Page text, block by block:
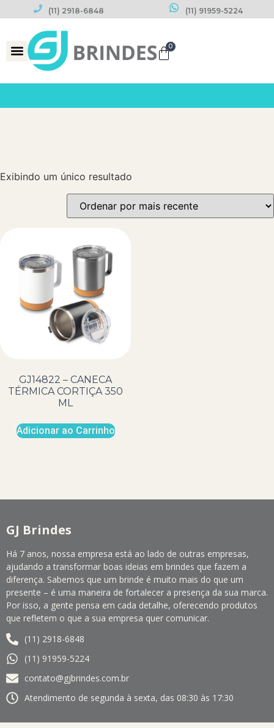
(11) 2918-6848 (11) 91959-5224
0
Exibindo um único resultado
GJ14822 – CANECA
TÉRMICA CORTIÇA 350
ML
Adicionar ao Carrinho
GJ Brindes
Há 7 anos, nossa empresa está ao lado de outras empresas,
ajudando a transformar boas ideias em brindes que fazem a
diferença. Sabemos que um brinde é muito mais do que um
presente – é uma maneira de fortalecer a presença da sua marca.
Por isso, a gente pensa em cada detalhe, oferecendo produtos
que refletem o que a sua empresa quer comunicar.
(11) 2918-6848
(11) 91959-5224
contato@gjbrindes.com.br
Atendimento de segunda à sexta, das 08:30 às 17:30